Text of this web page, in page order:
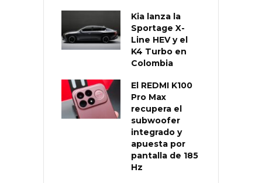
Kia lanza la
Sportage X-
Line HEV y el
K4 Turbo en
Colombia
El REDMI K100
Pro Max
recupera el
subwoofer
integrado y
apuesta por
pantalla de 185
Hz